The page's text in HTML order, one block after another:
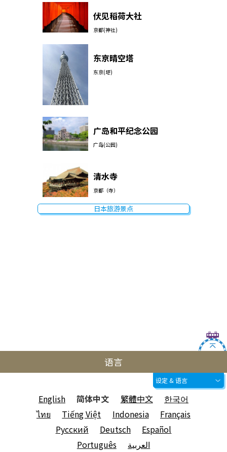
伏见稻荷大社
京都(神社)
东京晴空塔
东京(塔)
广岛和平纪念公园
广岛(公园)
清水寺
京都（寺）
日本旅游景点
语言
设定 & 语言
English 简体中文 繁體中文
한국어
ไทย
Tiếng Việt Indonesia
Français
Русский
Deutsch
Español
Português
العربية